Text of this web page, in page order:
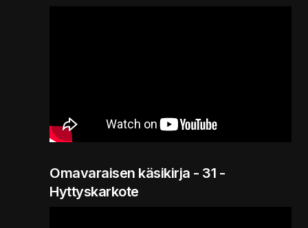
Omavaraisen käsikirja - 31 -
Hyttyskarkote